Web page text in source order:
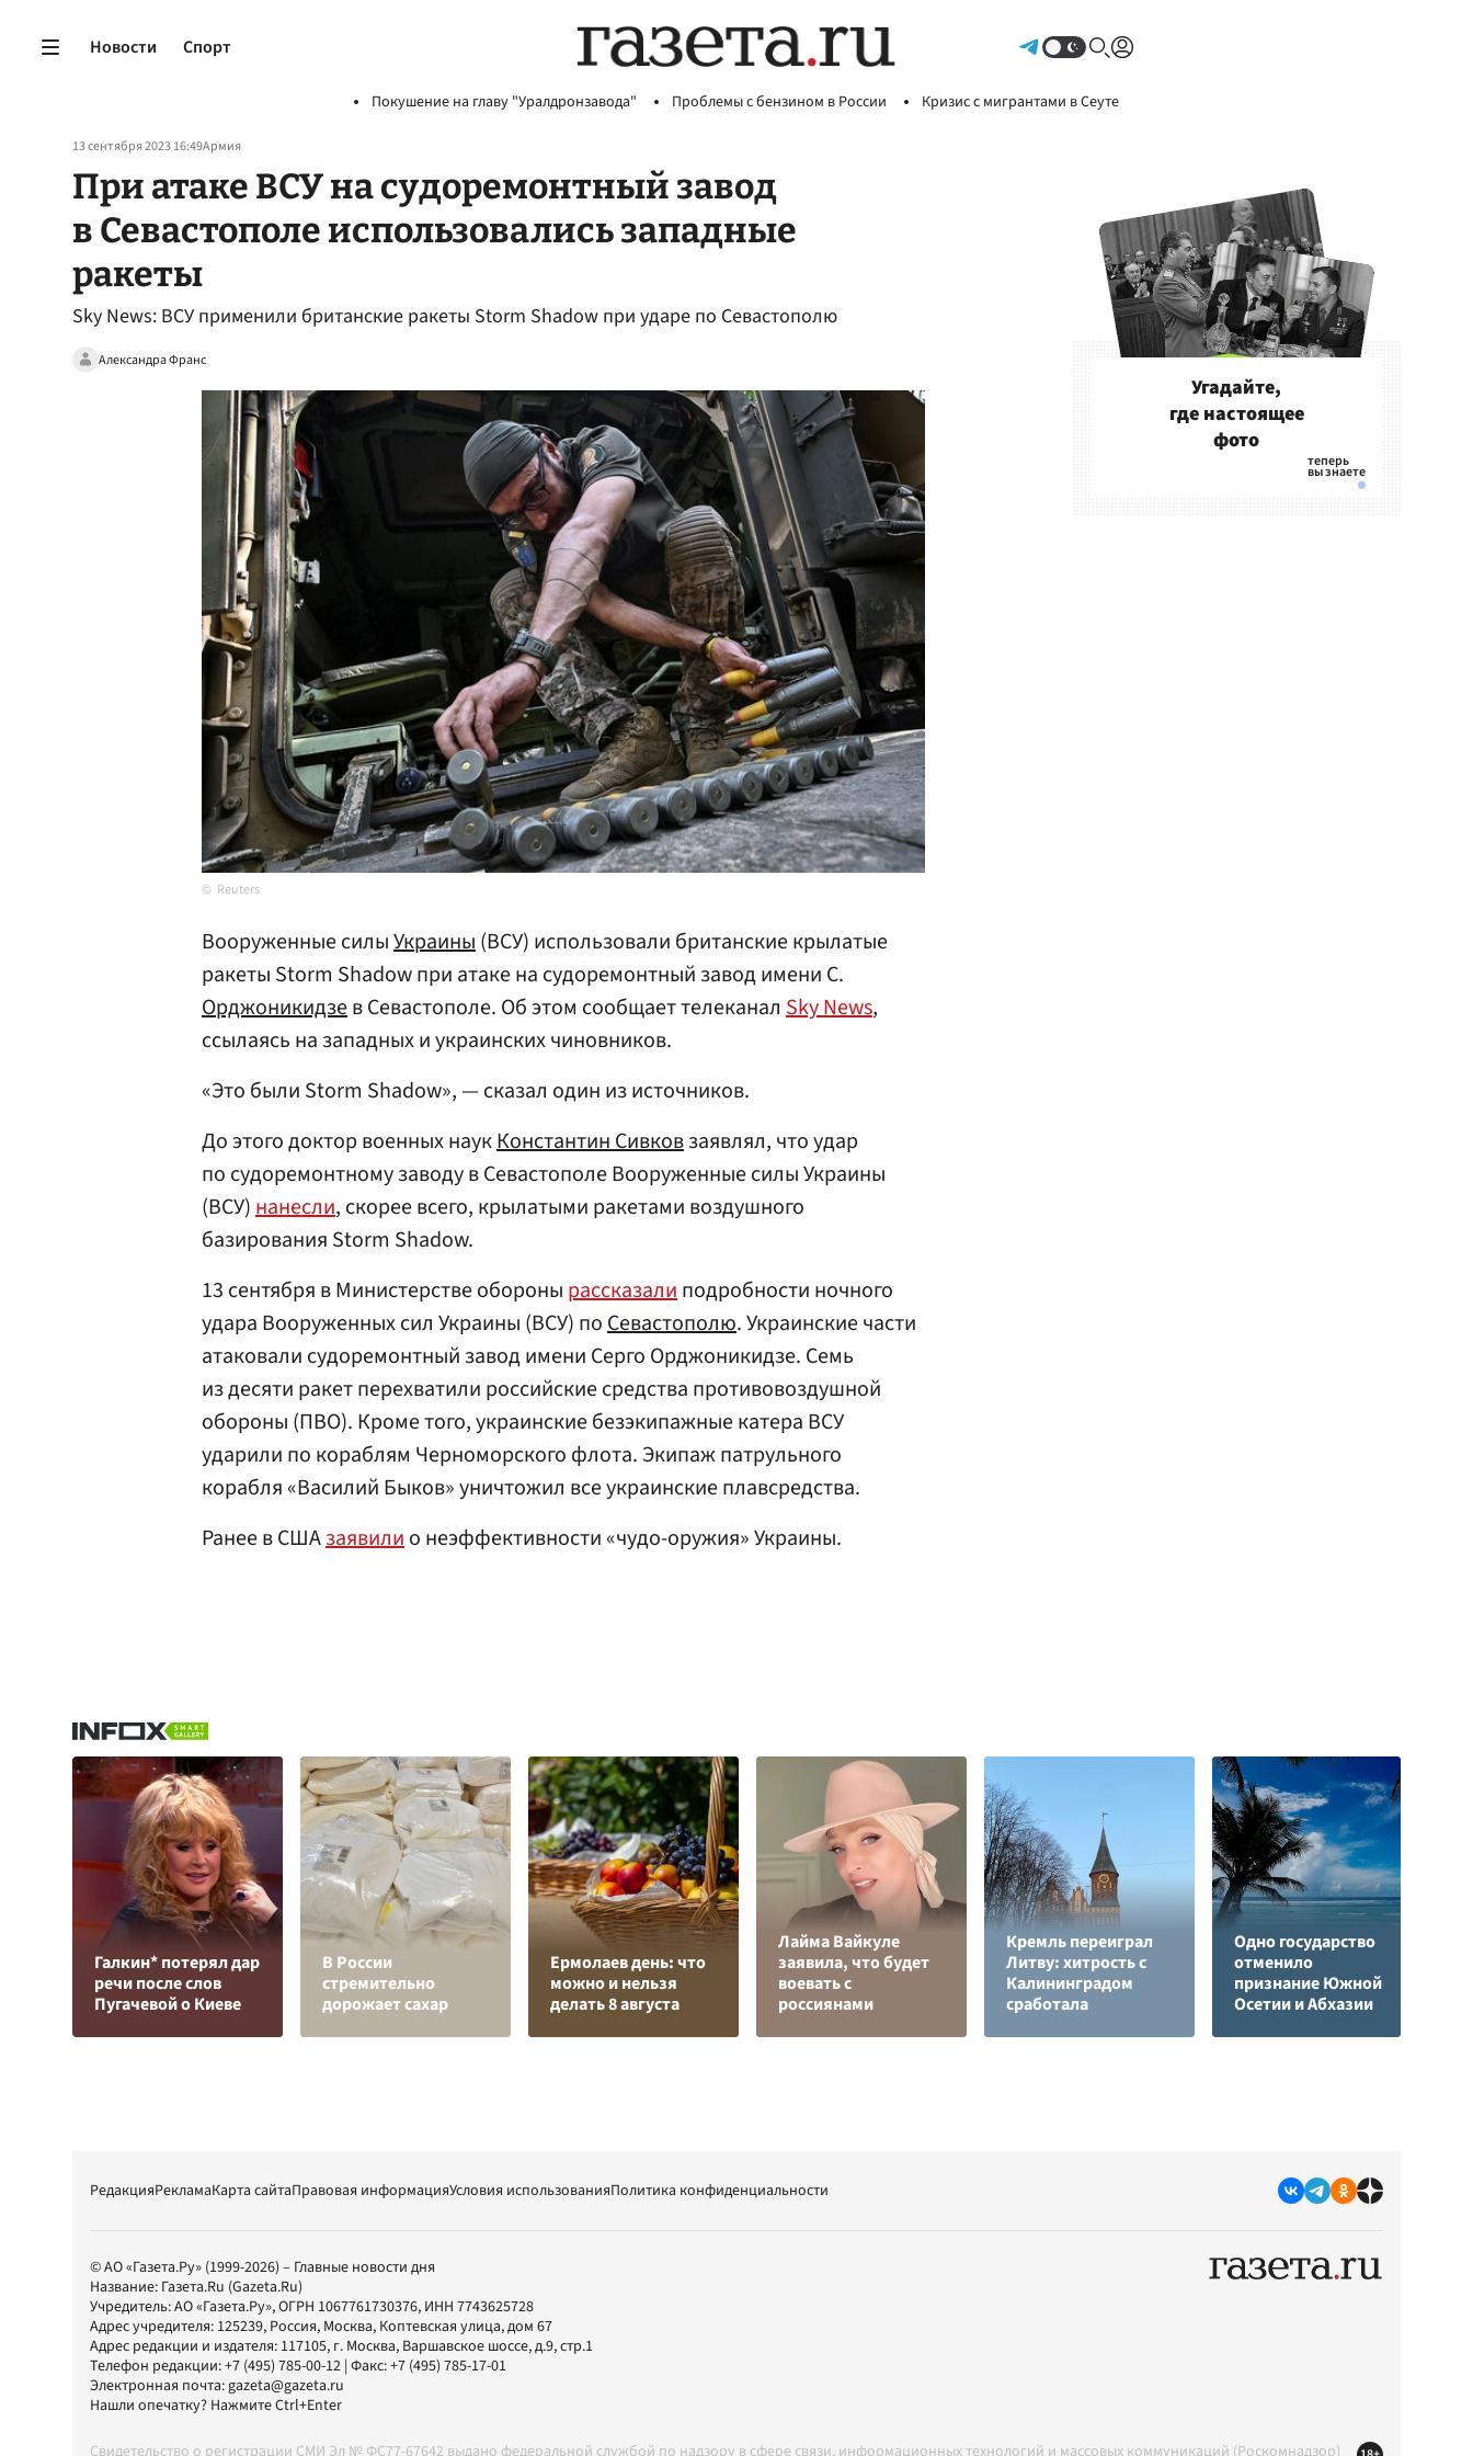
Новости Спорт
Покушение на главу "Уралдронзавода" Проблемы с бензином в России Кризис с мигрантами в Сеуте
13 сентября 2023 16:49Армия
При атаке ВСУ на судоремонтный завод
в Севастополе использовались западные
ракеты
Sky News: ВСУ применили британские ракеты Storm Shadow при ударе по Севастополю
Александра Франс
Reuters
Вооруженные силыУкраины(ВСУ) использовали британские крылатые
ракеты Storm Shadow при атаке на судоремонтный завод имени С.
Орджоникидзев Севастополе. Об этом сообщает телеканал Sky News,
ссылаясь на западных и украинских чиновников.
«Это были Storm Shadow», — сказал один из источников.
До этого доктор военных наукКонстантин Сивковзаявлял, что удар
по судоремонтному заводу в Севастополе Вооруженные силы Украины
(ВСУ)нанесли, скорее всего, крылатыми ракетами воздушного
базирования Storm Shadow.
13 сентября в Министерстве обороны рассказалиподробности ночного
удара Вооруженных сил Украины (ВСУ) поСевастополю. Украинские части
атаковали судоремонтный завод имени Серго Орджоникидзе. Семь
из десяти ракет перехватили российские средства противовоздушной
обороны (ПВО). Кроме того, украинские безэкипажные катера ВСУ
ударили по кораблям Черноморского флота. Экипаж патрульного
корабля «Василий Быков» уничтожил все украинские плавсредства.
Ранее в СШАзаявилио неэффективности «чудо-оружия» Украины.
Угадайте,
где настоящее
фото
Галкин* потерял дар
речи после слов
Пугачевой о Киеве
В России
стремительно
дорожает сахар
Ермолаев день: что
можно и нельзя
делать 8 августа
Лайма Вайкуле
заявила, что будет
воевать с
россиянами
Кремль переиграл
Литву: хитрость с
Калининградом
сработала
Одно государство
отменило
признание Южной
Осетии и Абхазии
РедакцияРекламаКарта сайтаПравовая информацияУсловия использованияПолитика конфиденциальности
© АО «Газета.Ру» (1999-2026) – Главные новости дня
Название: Газета.Ru (Gazeta.Ru)
Учредитель:АО «Газета.Ру», ОГРН 1067761730376, ИНН 7743625728
Адрес учредителя: 125239, Россия, Москва, Коптевская улица, дом 67
Адрес редакции и издателя: 117105, г. Москва, Варшавское шоссе, д.9, стр.1
Телефон редакции:+7 (495) 785-00-12 | Факс:+7 (495) 785-17-01
Электронная почта:gazeta@gazeta.ru
Нашли опечатку? Нажмите Ctrl+Enter
Свидетельство о регистрации СМИ Эл № ФС77-67642 выдано федеральной службой по надзору в сфере связи, информационных технологий и массовых коммуникаций (Роскомнадзор)